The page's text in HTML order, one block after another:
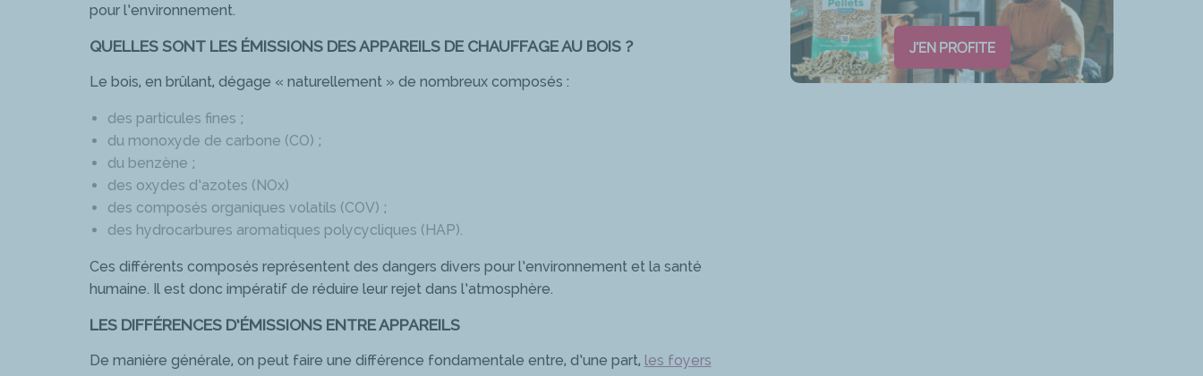
pour l’environnement.
QUELLES SONT LES ÉMISSIONS DES APPAREILS DE CHAUFFAGE AU BOIS ?
Le bois, en brûlant, dégage « naturellement » de nombreux composés :
des particules fines ;
du monoxyde de carbone (CO) ;
du benzène ;
des oxydes d’azotes (NOx)
des composés organiques volatils (COV) ;
des hydrocarbures aromatiques polycycliques (HAP).
Ces différents composés représentent des dangers divers pour l’environnement et la santé
humaine. Il est donc impératif de réduire leur rejet dans l’atmosphère.
LES DIFFÉRENCES D’ÉMISSIONS ENTRE APPAREILS
De manière générale, on peut faire une différence fondamentale entre, d’une part, les foyers
J'EN PROFITE